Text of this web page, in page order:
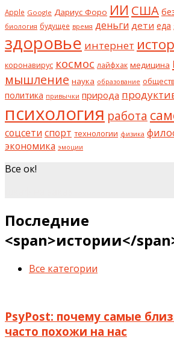
Apple Google Дариус Форо ИИ США
биология будущее время деньги дети еда
здоровье интернет
коронавирус космос лайфхак медицина
мышление наука образование
политика привычки природа
психология работа
соцсети спорт технологии физика
экономика эмоции
Все ок!
Последние
<span>истории</
Все категории
PsyPost: почему самые
часто похожи на нас